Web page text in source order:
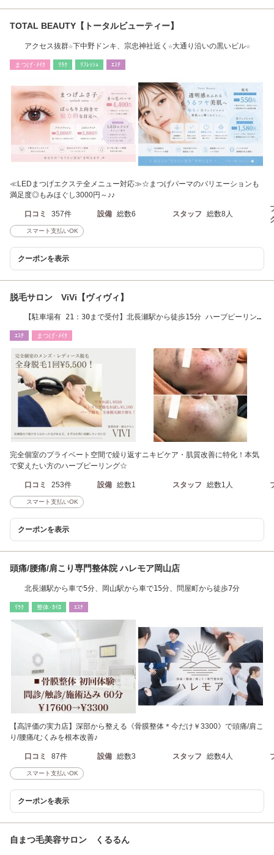
TOTAL BEAUTY【トータルビューティー】
アクセス抜群☆下中野ドンキ、宗忠神社近く☆大通り沿いの黒いビル☆
まつげ･ﾒｲｸ ﾘﾗｸ ﾘﾌﾚｯｼｭ ｴｽﾃ
≪LEDまつげエクステ全メニュー対応≫☆まつげパーマのバリエーションも
満足度◎もみほぐし3000円～♪♪
口コミ 357件 設備 総数6 スタッフ 総数8人
スマート支払いOK
クーポンを表示
脱毛サロン ViVi【ヴィヴィ】
【駐車場有 21：30まで受付】北長瀬駅から徒歩15分 ハーブピーリン
ｴｽﾃ まつげ･ﾒｲｸ
完全個室のプライベート空間で繰り返すニキビケア・肌質改善に特化！本気
で変えたい方のハーブピーリング☆
口コミ 253件 設備 総数1 スタッフ 総数1人
スマート支払いOK
クーポンを表示
頭痛/腰痛/肩こり専門整体院 ハレモア岡山店
北長瀬駅から車で5分、岡山駅から車で15分、問屋町から徒歩7分
ﾘﾗｸ 整体･ｶｲﾛ ｴｽﾃ
【高評価の実力店】深部から整える《骨膜整体＊今だけ￥3300》で頭痛/肩こ
り/腰痛/むくみを根本改善♪
口コミ 87件 設備 総数3 スタッフ 総数4人
スマート支払いOK
クーポンを表示
自まつ毛美容サロン くるるん